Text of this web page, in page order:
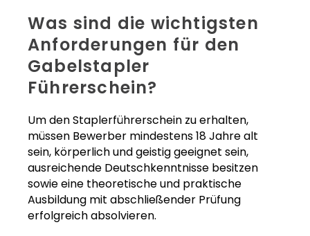
Was sind die wichtigsten
Anforderungen für den
Gabelstapler
Führerschein?
Um den Staplerführerschein zu erhalten,
müssen Bewerber mindestens 18 Jahre alt
sein, körperlich und geistig geeignet sein,
ausreichende Deutschkenntnisse besitzen
sowie eine theoretische und praktische
Ausbildung mit abschließender Prüfung
erfolgreich absolvieren.